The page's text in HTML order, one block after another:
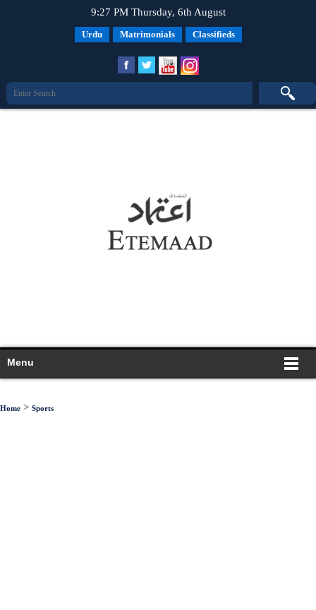
9:27 PM Thursday, 6th August
Urdu Matrimonials Classifieds
Menu
Home > Sports